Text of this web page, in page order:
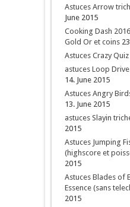
Astuces Arrow
June 2015
Cooking Dash
Gold Or et coins
Astuces Crazy
astuces Loop
14. June 2015
Astuces Angry
13. June 2015
astuces Slayin
2015
Astuces Jumping
(highscore et
2015
Astuces Blades of
Essence (sans
2015